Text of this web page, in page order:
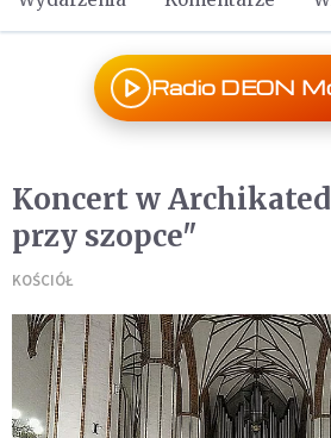
Radio DEON
Koncert w
przy szopce"
KOŚCIÓŁ